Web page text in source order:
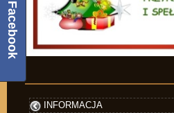
INFORMACJA
Facebook